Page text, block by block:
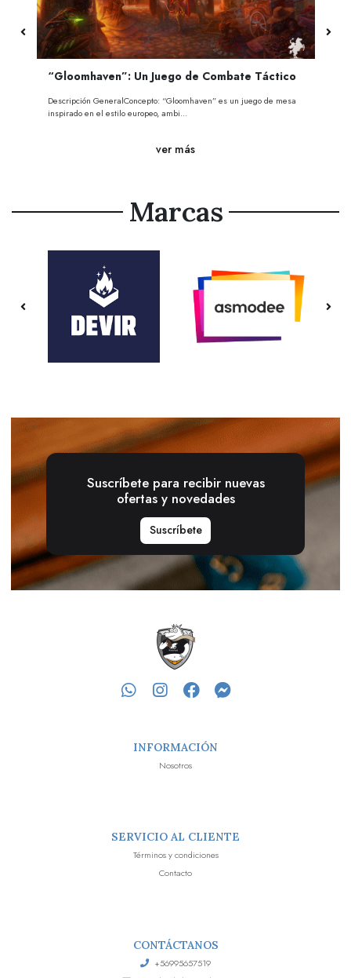
“Gloomhaven”: Un Juego de Combate Táctico
Descripción GeneralConcepto: “Gloomhaven” es un juego de mesa
inspirado en el estilo europeo, ambi...
ver más
Marcas
Suscríbete para recibir nuevas
ofertas y novedades
Suscríbete
INFORMACIÓN
Nosotros
SERVICIO AL CLIENTE
Términos y condiciones
Contacto
CONTÁCTANOS
+56995657519